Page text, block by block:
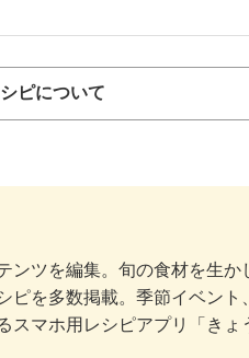
ピについて
ツを編集。旬の食材を生
ピを多数掲載。季節イベン
スマホ用レシピアプリ「きょ